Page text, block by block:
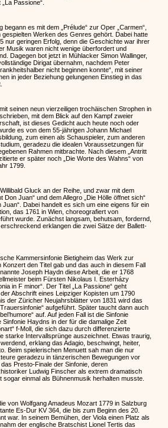
Passione“.
es mit dem „Prélude“ zur Oper „Carmen“,
gespielten Werken des Genres gehört. Dabei hatte
nur geringen Erfolg, denn die Geschichte war ihrer
Musik waren nicht wenige überfordert und
Dagegen bot jetzt in Mühlacker Simon Wallinger,
Dirigat übernahm, nachdem Peter
nicht beginnen konnte“, mit seiner
in jeder Beziehung gelungenen Einstieg in das
seinen neun vierzeiligen trochäischen Strophen in
mit dem Blick auf den Kampf zweier
ist dieses Gedicht auch heute noch oder
es von dem 55-jährigen Johann Michael
zum einen als Schauspieler, zum anderen
geradezu die idealen Voraussetzungen für
Rahmen mitbrachte. Nach diesem „Antritt
er später noch „Die Worte des Wahns“ von
1799.
Gluck an der Reihe, und zwar mit dem
Don Juan“ und dem Allegro „Die Hölle öffnet sich“
Juan“. Dabei handelt es sich um eine eigens für ein
das 1761 in Wien, choreografiert von
wurde. Zunächst langsam, behutsam, fordernd,
erklangen die zwei Sätze der Ballett-
Kammersinfonie Bietigheim das Werk zur
den Titel gab und das auch in diesem Fall
Joseph Haydn diese Arbeit, die er 1768
beim Fürsten Nikolaus I. Esterházy
in F minor“. Der Titel „La Passione“ geht
Abschrift eines Leipziger Kopisten um 1790
der Züricher Neujahrsblätter von 1831 wird das
aufgeführt. Später taucht dann auch
auf. Auf jeden Fall ist die Sinfonie
Sinfonie Haydns in der für die damalige Zeit
f-Moll, die sich dazu durch differenzierte
starke Intervallsprünge auszeichnet. Etwas traurig,
erklang das Adagio, beschwingt, heiter,
Beim spielerischen Menuett sah man die nur
geradezu in tänzerischen Bewegungen vor
Presto-Finale der Sinfonie, deren
Ludwig Finscher als extrem dramatisch
sogar einmal als Bühnenmusik herhalten musste.
von Wolfgang Amadeus Mozart 1779 in Salzburg
Es-Dur KV 364, die bis zum Beginn des 20.
war. In seinem Bemühen, der Viola einen Platz als
der englische Bratschist Lionel Tertis das